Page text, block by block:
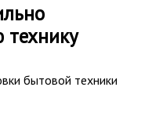
технику
бытовой техники